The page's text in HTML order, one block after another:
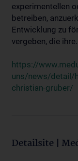
experimentellen
betreiben,
Entwicklung zu
vergeben, die
https://
uns/news/detail/
christian-gruber/
Detailsite |